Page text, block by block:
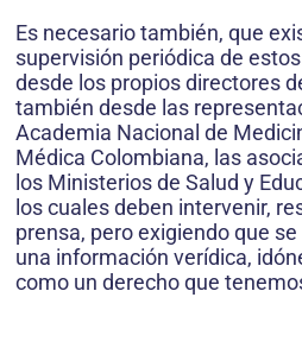
Es necesario también, que
supervisión periódica de
desde los propios directores
también desde las
Academia Nacional de
Médica Colombiana, las
los Ministerios de Salud y
los cuales deben intervenir,
prensa, pero exigiendo que
una información verídica,
como un derecho que